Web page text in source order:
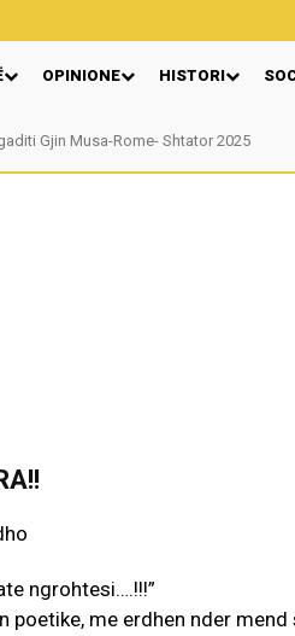
OPINIONE HISTORI
Gjin Musa-Rome- Shtator 2025
Ndue Dedaj
ngrohtesi….!!!”
poetike, me erdhen nder